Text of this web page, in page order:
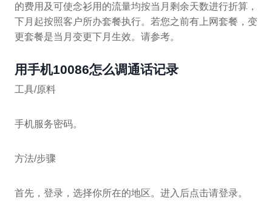
的费用及可使念衫用的流量均按当月剩余天数进行折算，
下月起按照客户所办套餐执行。若您之前有上网套餐，变
更套餐是当月变更下月生效。请参考。
用手机10086怎么调通话记录
工具/原料
手机服务密码。
方法/步骤
首先，登录，选择你所在的地区。进入后点击请登录。